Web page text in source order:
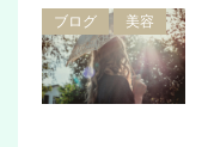
ブログ 美容